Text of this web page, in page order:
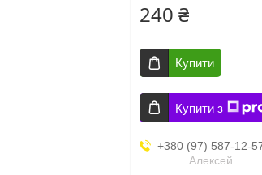
240 ₴
Купити
Купити з
+380 (97) 587-12-
Aлексей